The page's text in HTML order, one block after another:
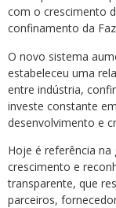
com o crescimento
confinamento da
O novo sistema
estabeleceu uma
entre indústria,
investe constante
desenvolvimento e
Hoje é referência
crescimento e
transparente, que
parceiros,